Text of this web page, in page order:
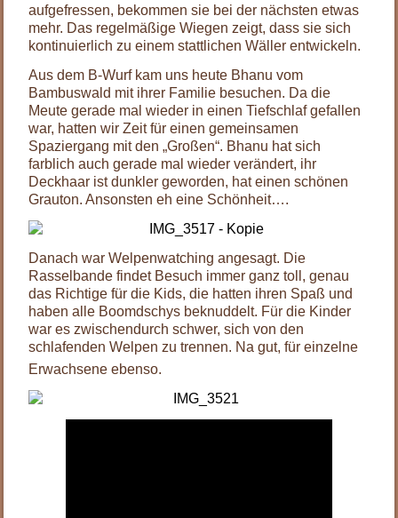
aufgefressen, bekommen sie bei der nächsten etwas
mehr. Das regelmäßige Wiegen zeigt, dass sie sich
kontinuierlich zu einem stattlichen Wäller entwickeln.
Aus dem B-Wurf kam uns heute Bhanu vom
Bambuswald mit ihrer Familie besuchen. Da die
Meute gerade mal wieder in einen Tiefschlaf gefallen
war, hatten wir Zeit für einen gemeinsamen
Spaziergang mit den „Großen“. Bhanu hat sich
farblich auch gerade mal wieder verändert, ihr
Deckhaar ist dunkler geworden, hat einen schönen
Grauton. Ansonsten eh eine Schönheit….
Danach war Welpenwatching angesagt. Die
Rasselbande findet Besuch immer ganz toll, genau
das Richtige für die Kids, die hatten ihren Spaß und
haben alle Boomdschys beknuddelt. Für die Kinder
war es zwischendurch schwer, sich von den
schlafenden Welpen zu trennen. Na gut, für einzelne
Erwachsene ebenso.